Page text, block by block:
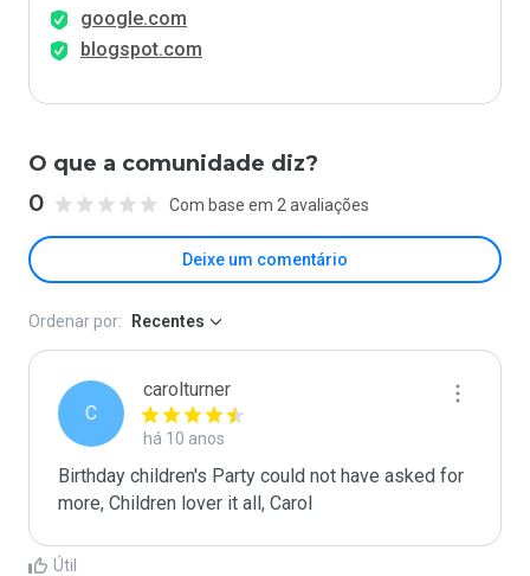
google.com
blogspot.com
O que a comunidade diz?
0 Com base em 2 avaliações
Deixe um comentário
Ordenar por: Recentes
C
carolturner
há 10 anos
Birthday children's Party could not have asked for
more, Children lover it all, Carol
Útil